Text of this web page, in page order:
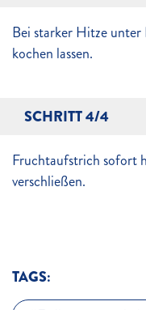
Bei starker Hitze
kochen lassen.
SCHRITT 4/4
Fruchtaufstrich sofort
verschließen.
TAGS: